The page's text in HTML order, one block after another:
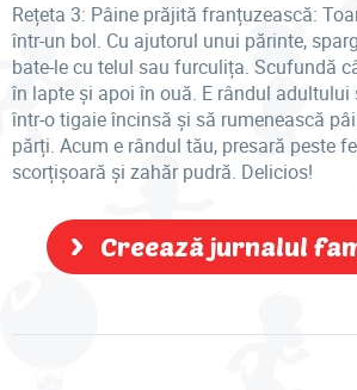
Rețeta 3: Pâine prăjită franțuzească:
într-un bol. Cu ajutorul unui părinte,
bate-le cu telul sau furculița. Scufundă
în lapte și apoi în ouă. E rândul
într-o tigaie încinsă și să rumenească
părți. Acum e rândul tău, presară peste
scorțișoară și zahăr pudră. Delicios!
Creează jurnalul